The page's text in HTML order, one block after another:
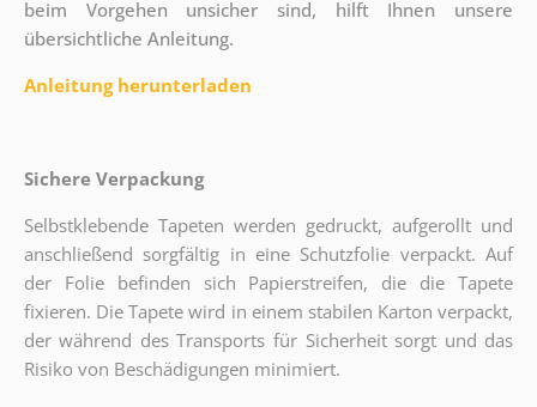
beim Vorgehen unsicher sind, hilft Ihnen unsere
übersichtliche Anleitung.
Anleitung herunterladen
Sichere Verpackung
Selbstklebende Tapeten werden gedruckt, aufgerollt und
anschließend sorgfältig in eine Schutzfolie verpackt. Auf
der Folie befinden sich Papierstreifen, die die Tapete
fixieren. Die Tapete wird in einem stabilen Karton verpackt,
der während des Transports für Sicherheit sorgt und das
Risiko von Beschädigungen minimiert.